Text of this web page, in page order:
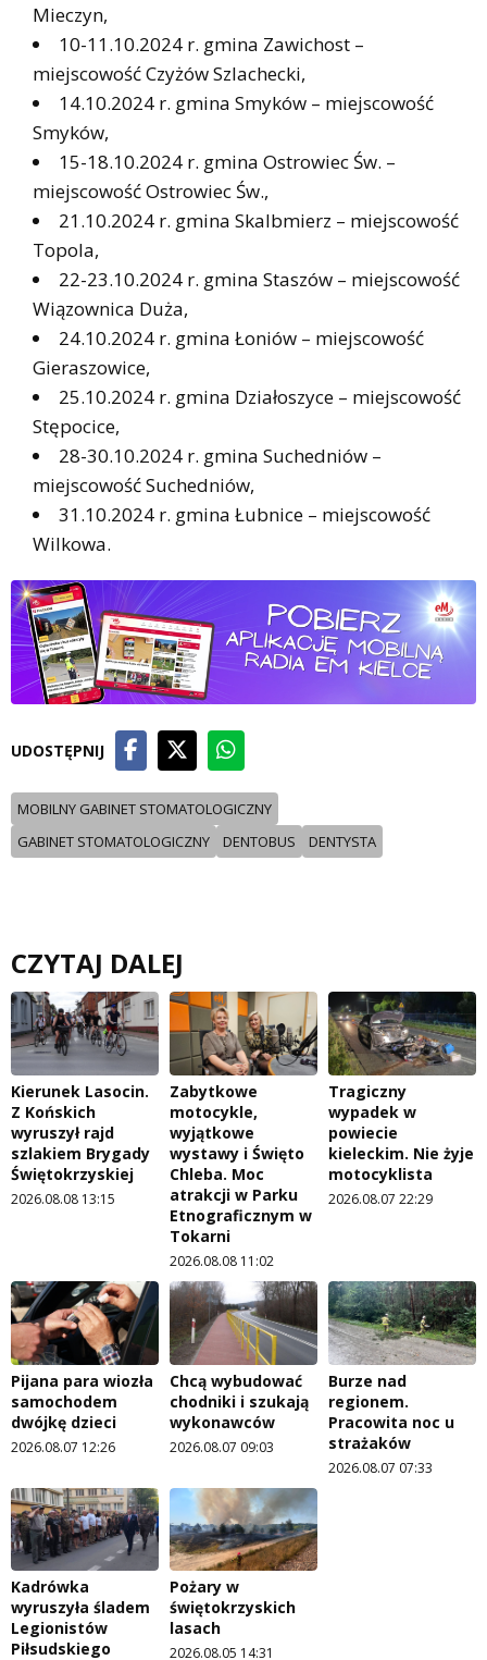
Mieczyn,
10-11.10.2024 r. gmina Zawichost –
miejscowość Czyżów Szlachecki,
14.10.2024 r. gmina Smyków – miejscowość
Smyków,
15-18.10.2024 r. gmina Ostrowiec Św. –
miejscowość Ostrowiec Św.,
21.10.2024 r. gmina Skalbmierz – miejscowość
Topola,
22-23.10.2024 r. gmina Staszów – miejscowość
Wiązownica Duża,
24.10.2024 r. gmina Łoniów – miejscowość
Gieraszowice,
25.10.2024 r. gmina Działoszyce – miejscowość
Stępocice,
28-30.10.2024 r. gmina Suchedniów –
miejscowość Suchedniów,
31.10.2024 r. gmina Łubnice – miejscowość
Wilkowa.
UDOSTĘPNIJ
MOBILNY GABINET STOMATOLOGICZNY
GABINET STOMATOLOGICZNY
DENTOBUS DENTYSTA
CZYTAJ DALEJ
Kierunek Lasocin.
Z Końskich
wyruszył rajd
szlakiem Brygady
Świętokrzyskiej
2026.08.08 13:15
Zabytkowe
motocykle,
wyjątkowe
wystawy i Święto
Chleba. Moc
atrakcji w Parku
Etnograficznym w
Tokarni
2026.08.08 11:02
Tragiczny
wypadek w
powiecie
kieleckim. Nie żyje
motocyklista
2026.08.07 22:29
Pijana para wiozła
samochodem
dwójkę dzieci
2026.08.07 12:26
Chcą wybudować
chodniki i szukają
wykonawców
2026.08.07 09:03
Burze nad
regionem.
Pracowita noc u
strażaków
2026.08.07 07:33
Kadrówka
wyruszyła śladem
Legionistów
Piłsudskiego
Pożary w
świętokrzyskich
lasach
2026.08.05 14:31